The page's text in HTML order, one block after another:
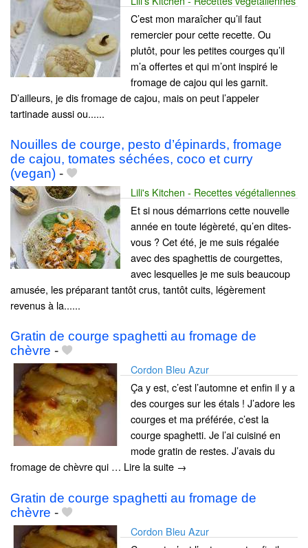
C’est mon maraîcher qu’il faut
remercier pour cette recette. Ou
plutôt, pour les petites courges qu’il
m’a offertes et qui m’ont inspiré le
fromage de cajou qui les garnit.
D’ailleurs, je dis fromage de cajou, mais on peut l’appeler
tartinade aussi ou......
Nouilles de courge, pesto d’épinards, fromage
de cajou, tomates séchées, coco et curry
(vegan) -
Lili's Kitchen - Recettes végétaliennes
Et si nous démarrions cette nouvelle
année en toute légèreté, qu’en dites-
vous ? Cet été, je me suis régalée
avec des spaghettis de courgettes,
avec lesquelles je me suis beaucoup
amusée, les préparant tantôt crus, tantôt cuits, légèrement
revenus à la......
Gratin de courge spaghetti au fromage de
chèvre -
Cordon Bleu Azur
Ça y est, c’est l’automne et enfin il y a
des courges sur les étals ! J’adore les
courges et ma préférée, c’est la
courge spaghetti. Je l’ai cuisiné en
mode gratin de restes. J’avais du
fromage de chèvre qui … Lire la suite →
Gratin de courge spaghetti au fromage de
chèvre -
Cordon Bleu Azur